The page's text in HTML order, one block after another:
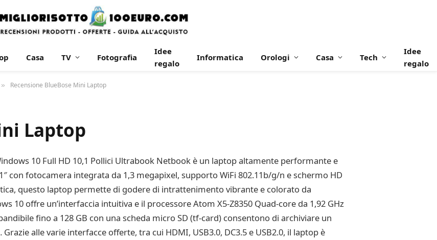
Casa TV Fotografia
Idee
regalo
Informatica Orologi Casa Tech
Idee
regalo
» Recensione BlueBose Mini Laptop
Laptop
10 Full HD 10,1 Pollici Ultrabook Netbook è un laptop altamente performante e
con fotocamera integrata da 1,3 megapixel, supporto WiFi 802.11b/g/n e schermo HD
questo laptop permette di godere di intrattenimento vibrante e colorato da
10 offre un’interfaccia intuitiva e il processore Atom X5-Z8350 Quad-core da 1,92 GHz
fino a 128 GB con una scheda micro SD (tf-card) consentono di archiviare un
alle varie interfacce offerte, tra cui HDMI, USB3.0, DC3.5 e USB2.0, il laptop è